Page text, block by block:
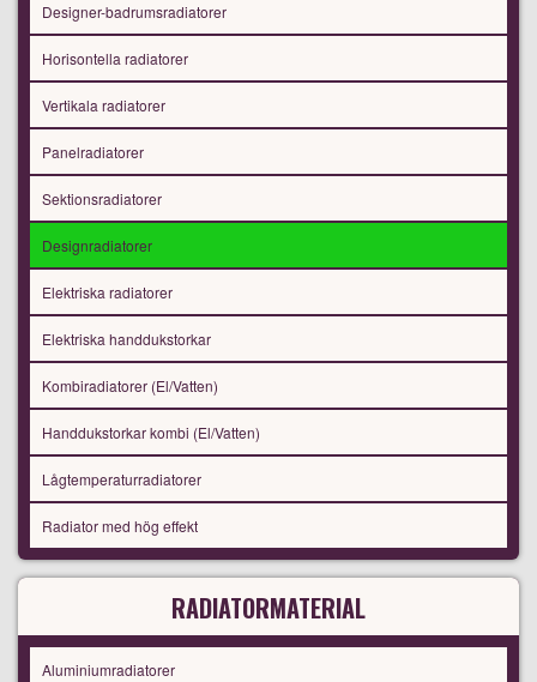
Designer-badrumsradiatorer
Horisontella radiatorer
Vertikala radiatorer
Panelradiatorer
Sektionsradiatorer
Designradiatorer
Elektriska radiatorer
Elektriska handdukstorkar
Kombiradiatorer (El/Vatten)
Handdukstorkar kombi (El/Vatten)
Lågtemperaturradiatorer
Radiator med hög effekt
RADIATORMATERIAL
Aluminiumradiatorer